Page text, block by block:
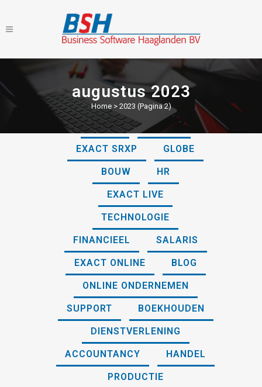
augustus 2023
Home> 2023 (Pagina 2)
ALLES ONLINE
EXACT SRXP GLOBE
BOUW HR
EXACT LIVE
TECHNOLOGIE
FINANCIEEL SALARIS
EXACT ONLINE BLOG
ONLINE ONDERNEMEN
SUPPORT BOEKHOUDEN
DIENSTVERLENING
ACCOUNTANCY HANDEL
PRODUCTIE